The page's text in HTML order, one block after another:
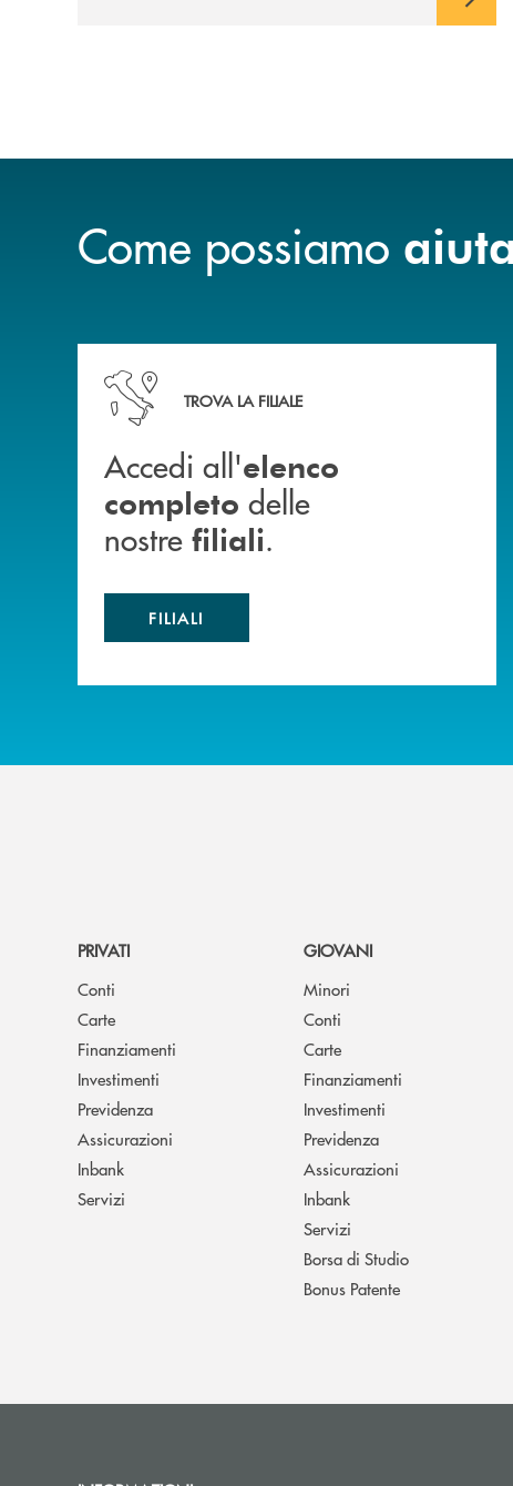
Come possiamo
Accedi all' elenco completo delle nostre&nbsp;
TROVA LA FILIALE
Accedi all'elenco
completo delle
nostre filiali.
FILIALI
PRIVATI
Conti
Carte
Finanziamenti
Investimenti
Previdenza
Assicurazioni
Inbank
Servizi
GIOVANI
Minori
Conti
Carte
Finanziamenti
Investimenti
Previdenza
Assicurazioni
Inbank
Servizi
Borsa di Studio
Bonus Patente